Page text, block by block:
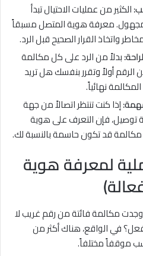
الكثير من عمليات الاحتيال تبدأ
معرفة هوية المتصل مسبقاً
واتخاذ القرار الصحيح قبل الرد.
بدلاً من الرد على كل مكالمة
أولاً وتقرر بنفسك هل تريد
نهائياً.
إذا كنت تنتظر اتصالاً من جهة
فإن التعرف على هوية
قد تكون حاسمة بالنسبة لك.
لمعرفة هوية
مكالمة فائتة من رقم غريب لا
في الواقع، هناك أكثر من
موقفاً مختلفاً.